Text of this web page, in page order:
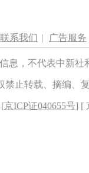
联系我们 | 广告服务
息，不代表中新
禁止转载、摘编、
京ICP证040655号] [